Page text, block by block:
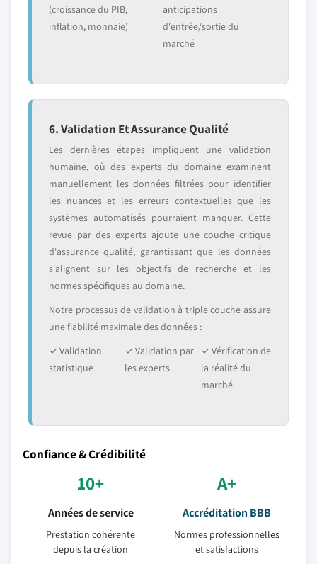
(croissance du PIB,
inflation, monnaie)
anticipations
d'entrée/sortie du
marché
6. Validation Et Assurance Qualité
Les dernières étapes impliquent une validation
humaine, où des experts du domaine examinent
manuellement les données filtrées pour identifier
les nuances et les erreurs contextuelles que les
systèmes automatisés pourraient manquer. Cette
revue par des experts ajoute une couche critique
d'assurance qualité, garantissant que les données
s'alignent sur les objectifs de recherche et les
normes spécifiques au domaine.
Notre processus de validation à triple couche assure
une fiabilité maximale des données :
✓ Validation
statistique
✓ Validation par
les experts
✓ Vérification de
la réalité du
marché
Confiance & Crédibilité
10+
Années de service
Prestation cohérente
depuis la création
A+
Accréditation BBB
Normes professionnelles
et satisfactions